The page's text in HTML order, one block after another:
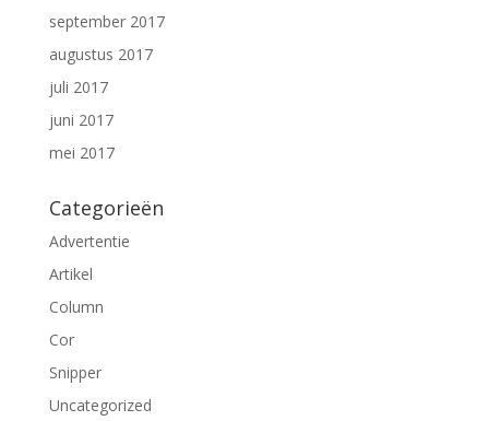
september 2017
augustus 2017
juli 2017
juni 2017
mei 2017
Categorieën
Advertentie
Artikel
Column
Cor
Snipper
Uncategorized